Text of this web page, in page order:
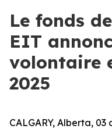
Le fonds
EIT
volontaire
2025
CALGARY, Alberta, 03